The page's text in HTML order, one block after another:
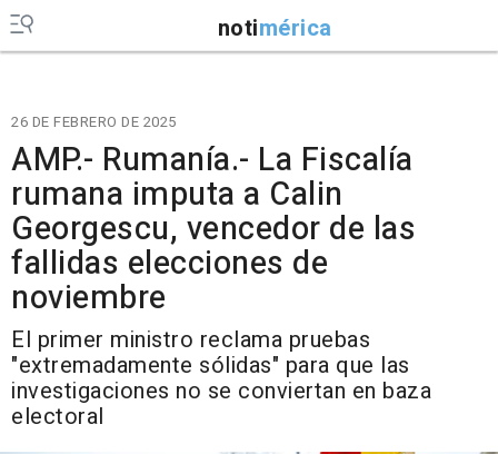
notimérica
26 DE FEBRERO DE 2025
AMP.- Rumanía.- La Fiscalía
rumana imputa a Calin
Georgescu, vencedor de las
fallidas elecciones de
noviembre
El primer ministro reclama pruebas
"extremadamente sólidas" para que las
investigaciones no se conviertan en baza
electoral